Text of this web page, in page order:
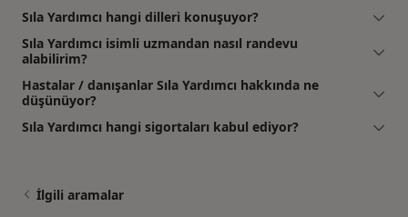
Sıla Yardımcı hangi dilleri konuşuyor?
Sıla Yardımcı isimli uzmandan nasıl randevu
alabilirim?
Hastalar / danışanlar Sıla Yardımcı hakkında ne
düşünüyor?
Sıla Yardımcı hangi sigortaları kabul ediyor?
İlgili aramalar